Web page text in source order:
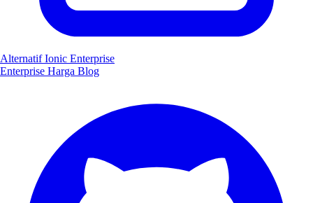
Alternatif Ionic Enterprise
Enterprise Harga Blog